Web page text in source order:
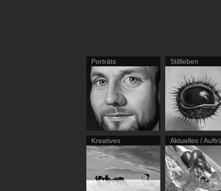
Porträts Stillleben
Kreatives Aktuelles /